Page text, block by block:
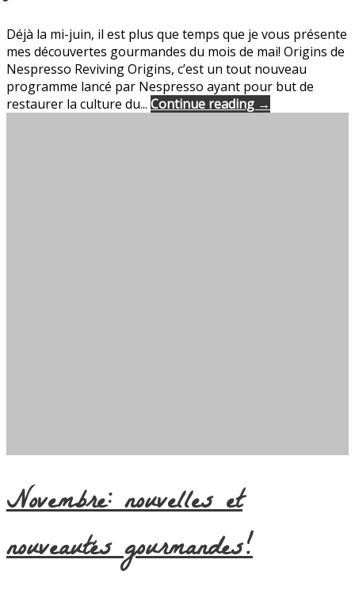
Déjà la mi-juin, il est plus que temps que je vous présente
mes découvertes gourmandes du mois de mai! Origins de
Nespresso Reviving Origins, c’est un tout nouveau
programme lancé par Nespresso ayant pour but de
restaurer la culture du... Continue reading →
Novembre: nouvelles et
nouveautés gourmandes!